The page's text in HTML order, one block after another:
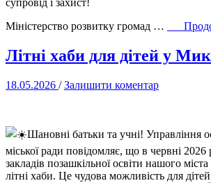
супровід і захист!
Міністерство розвитку громад …
Літні хаби для дітей у
18.05.2026 /Залишити коментар
Шановні батьки та учні! Управління
міської ради повідомляє, що в червні 2026
закладів позашкільної освіти нашого
літні хаби. Це чудова можливість для